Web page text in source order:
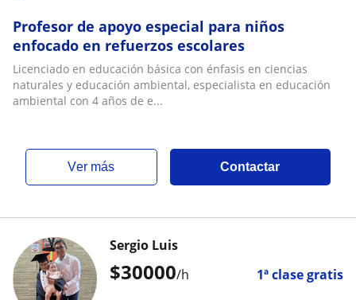
Profesor de apoyo especial para niños
enfocado en refuerzos escolares
Licenciado en educación básica con énfasis en ciencias
naturales y educación ambiental, especialista en educación
ambiental con 4 años de e...
ver más Contactar
$30000/h 1ª clase gratis
Sergio Luis